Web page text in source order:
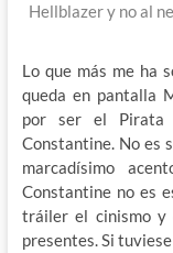
Hellblazer y no al
Lo que más me ha
queda en pantalla
por ser el Pirata
Constantine. No es
marcadísimo
Constantine no es
tráiler el cinismo y
presentes. Si